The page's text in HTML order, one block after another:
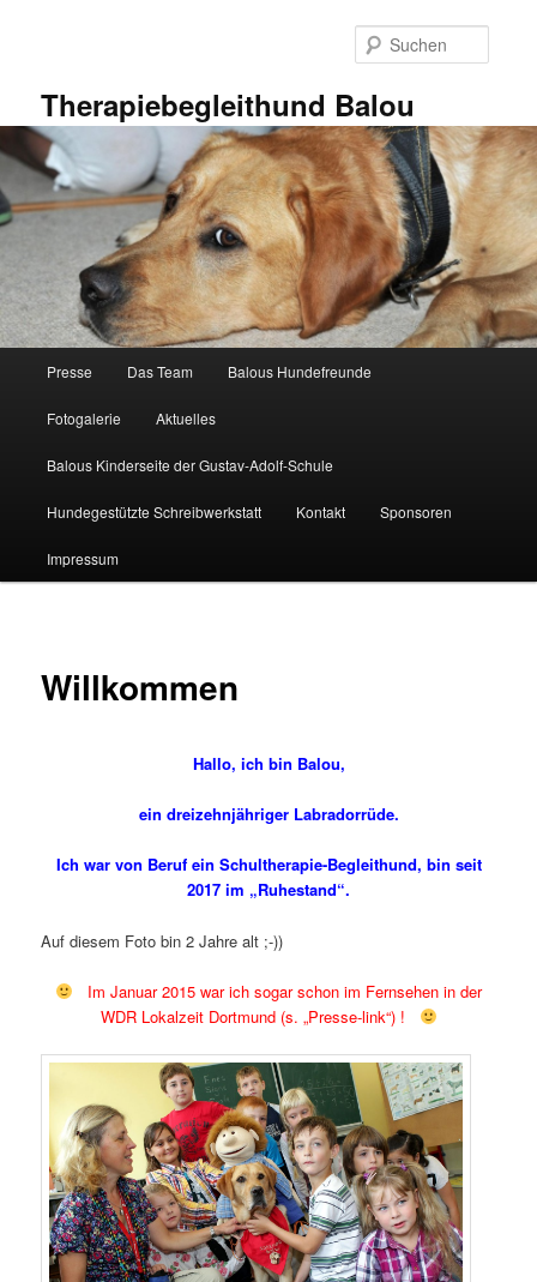
Therapiebegleithund Balou
Presse Das Team Balous Hundefreunde
Fotogalerie Aktuelles
Balous Kinderseite der Gustav-Adolf-Schule
Hundegestützte Schreibwerkstatt Kontakt Sponsoren
Impressum
Willkommen
Hallo, ich bin Balou,
ein dreizehnjähriger Labradorrüde.
Ich war von Beruf ein Schultherapie-Begleithund, bin seit
2017 im „Ruhestand“.
Auf diesem Foto bin 2 Jahre alt ;-))
Im Januar 2015 war ich sogar schon im Fernsehen in der
WDR Lokalzeit Dortmund (s. „Presse-link“) !